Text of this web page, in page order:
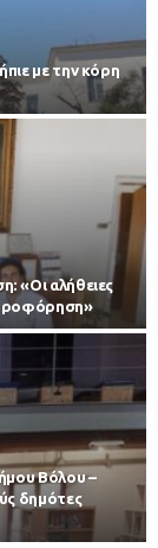
με την κόρη
«Οι αλήθειες
Βόλου –
δημότες